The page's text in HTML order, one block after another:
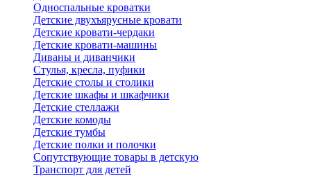
Односпальные кроватки
Детские двухъярусные кровати
Детские кровати-чердаки
Детские кровати-машины
Диваны и диванчики
Стулья, кресла, пуфики
Детские столы и столики
Детские шкафы и шкафчики
Детские стеллажи
Детские комоды
Детские тумбы
Детские полки и полочки
Сопутствующие товары в детскую
Транспорт для детей